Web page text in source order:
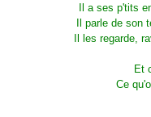
Il a ses p'tits
Il parle de son
Il les regarde,
Et
Ce